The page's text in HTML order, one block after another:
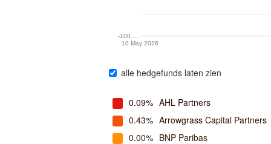
10 May 2026
-100.…
alle hedgefunds laten zien
0.09% AHL Partners
0.43% Arrowgrass Capital Partners
0.00% BNP Paribas